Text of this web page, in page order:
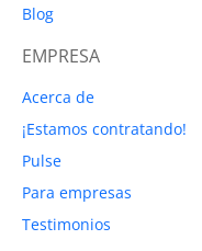
Blog
EMPRESA
Acerca de
¡Estamos contratando!
Pulse
Para empresas
Testimonios